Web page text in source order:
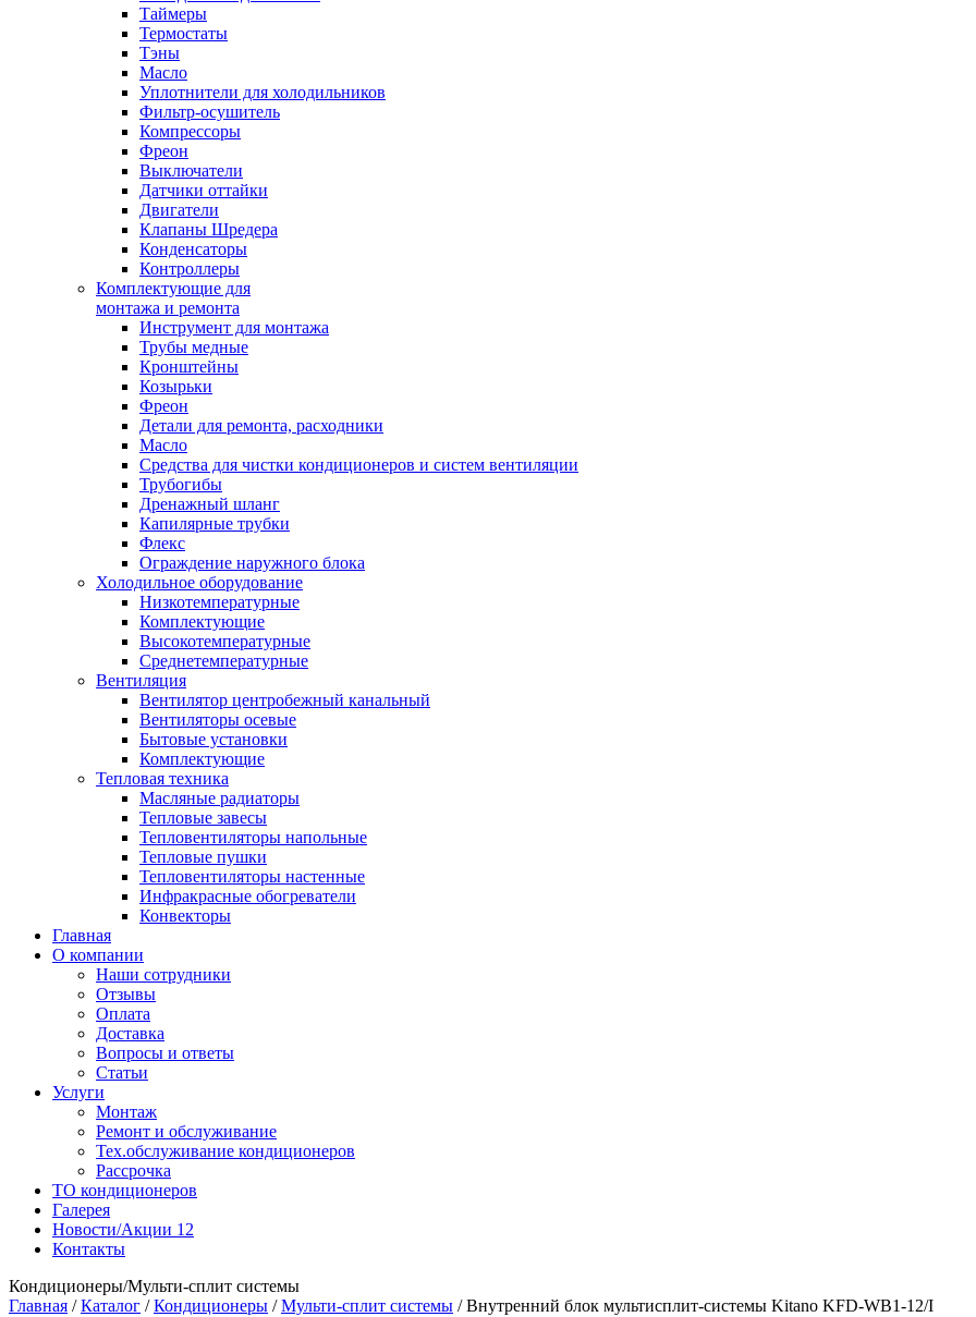
Таймеры
Термостаты
Тэны
Масло
Уплотнители для холодильников
Фильтр-осушитель
Компрессоры
Фреон
Выключатели
Датчики оттайки
Двигатели
Клапаны Шредера
Конденсаторы
Контроллеры
Комплектующие для
монтажа и ремонта
Инструмент для монтажа
Трубы медные
Кронштейны
Козырьки
Фреон
Детали для ремонта, расходники
Масло
Средства для чистки кондиционеров и систем вентиляции
Трубогибы
Дренажный шланг
Капилярные трубки
Флекс
Ограждение наружного блока
Холодильное оборудование
Низкотемпературные
Комплектующие
Высокотемпературные
Среднетемпературные
Вентиляция
Вентилятор центробежный канальный
Вентиляторы осевые
Бытовые установки
Комплектующие
Тепловая техника
Масляные радиаторы
Тепловые завесы
Тепловентиляторы напольные
Тепловые пушки
Тепловентиляторы настенные
Инфракрасные обогреватели
Конвекторы
Главная
О компании
Наши сотрудники
Отзывы
Оплата
Доставка
Вопросы и ответы
Статьи
Услуги
Монтаж
Ремонт и обслуживание
Тех.обслуживание кондиционеров
Рассрочка
ТО кондиционеров
Галерея
Новости/Акции 12
Контакты
Кондиционеры/Мульти-сплит системы
Главная /Каталог /Кондиционеры /Мульти-сплит системы /Внутренний блок мультисплит-системы Kitano KFD-WB1-12/I